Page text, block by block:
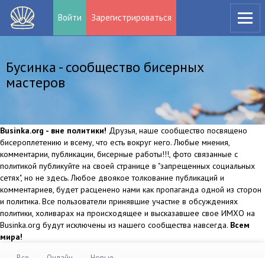
Войти Зарегистрироваться
Бусинка - сообщество бисерных
мастеров
Businka.org - вне политики! Друзья, наше сообщество посвящено
бисероплетению и всему, что есть вокруг него. Любые мнения,
комментарии, публикации, бисерные работы!!!, фото связанные с
политикой публикуйте на своей странице в "запрещенных социальных
сетях", но не здесь. Любое двоякое толкование публикаций и
комментариев, будет расценено нами как пропаганда одной из сторон
и политика. Все пользователи принявшие участие в обсуждениях
политики, холиварах на происходящее и высказавшее свое ИМХО на
Businka.org будут исключены из нашего сообщества навсегда. Всем
мира!